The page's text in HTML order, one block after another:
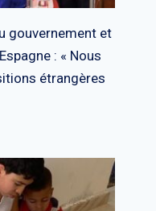
gouvernement et
: « Nous
étrangères